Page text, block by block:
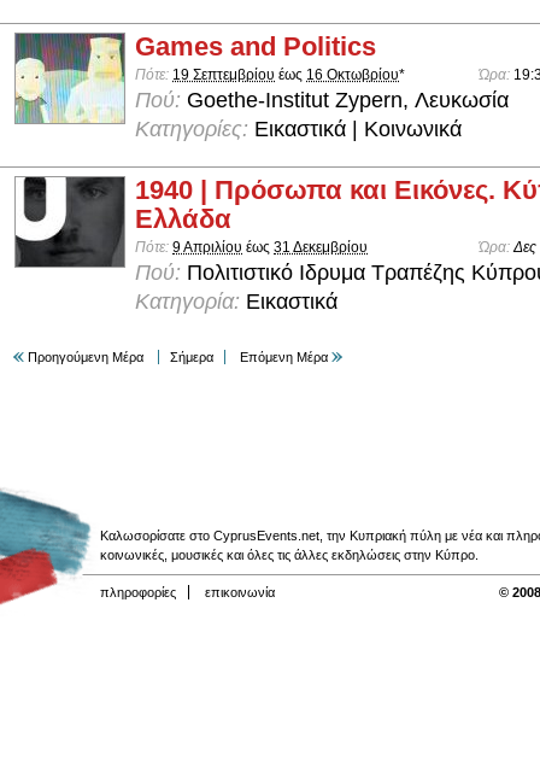
Games and Politics
Πότε: 19 Σεπτεμβρίου έως 16 Οκτωβρίου* Ώρα:
Πού: Goethe-Institut Zypern, Λευκωσία
Κατηγορίες: Εικαστικά | Κοινωνικά
1940 | Πρόσωπα και Εικόνες.
Ελλάδα
Πότε: 9 Απριλίου έως 31 Δεκεμβρίου Ώρα:Δες
Πού: Πολιτιστικό Ιδρυμα Τραπέζης
Κατηγορία: Εικαστικά
Προηγούμενη Μέρα Σήμερα Επόμενη Μέρα
Καλωσορίσατε στο CyprusEvents.net, την Κυπριακή πύλη με νέα και
κοινωνικές, μουσικές και όλες τις άλλες εκδηλώσεις στην Κύπρο.
πληροφορίες επικοινωνία ©